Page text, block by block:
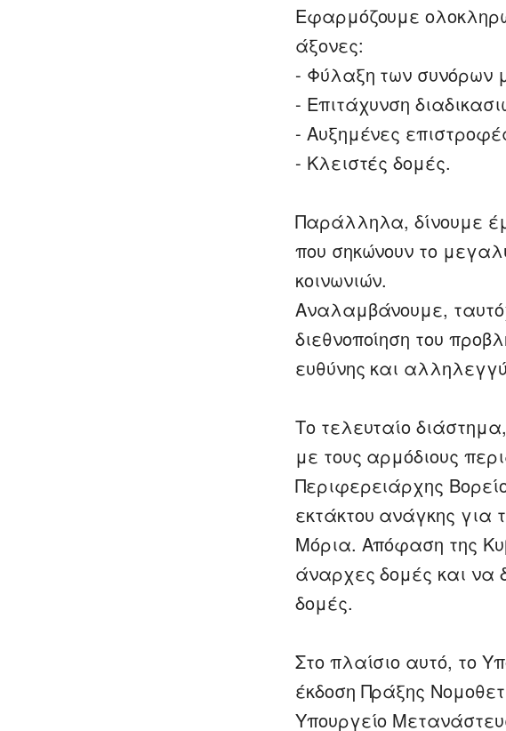
Εφαρμόζουμε
άξονες:
- Φύλαξη των συνόρων
- Επιτάχυνση
- Αυξημένες
- Κλειστές δομές.
Παράλληλα, δίνουμε
που σηκώνουν το
κοινωνιών.
Αναλαμβάνουμε,
διεθνοποίηση του
ευθύνης και
Το τελευταίο
με τους αρμόδιους
Περιφερειάρχης
εκτάκτου ανάγκης για
Μόρια. Απόφαση της
άναρχες δομές και να
δομές.
Στο πλαίσιο αυτό, το
έκδοση Πράξης
Υπουργείο